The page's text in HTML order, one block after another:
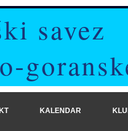
savez
KALENDAR